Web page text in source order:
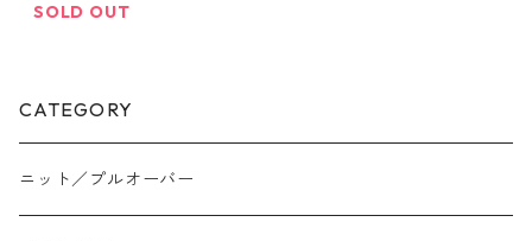
SOLD OUT
CATEGORY
ニット／プルオーバー